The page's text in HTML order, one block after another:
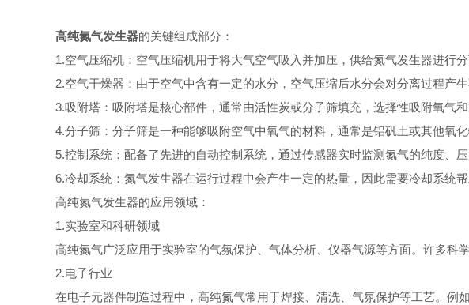
高纯氮气发生器的关键组成部分：
1.空气压缩机：空气压缩机用于将大气空气吸入并加压，供给氮气发生器进行分
2.空气干燥器：由于空气中含有一定的水分，空气压缩后水分会对分离过程产生
3.吸附塔：吸附塔是核心部件，通常由活性炭或分子筛填充，选择性吸附氧气和
4.分子筛：分子筛是一种能够吸附空气中氧气的材料，通常是铝矾土或其他氧化
5.控制系统：配备了先进的自动控制系统，通过传感器实时监测氮气的纯度、压
6.冷却系统：氮气发生器在运行过程中会产生一定的热量，因此需要冷却系统帮
高纯氮气发生器的应用领域：
1.实验室和科研领域
高纯氮气广泛应用于实验室的气氛保护、气体分析、仪器气源等方面。许多科
2.电子行业
在电子元器件制造过程中，高纯氮气常用于焊接、清洗、气氛保护等工艺。例